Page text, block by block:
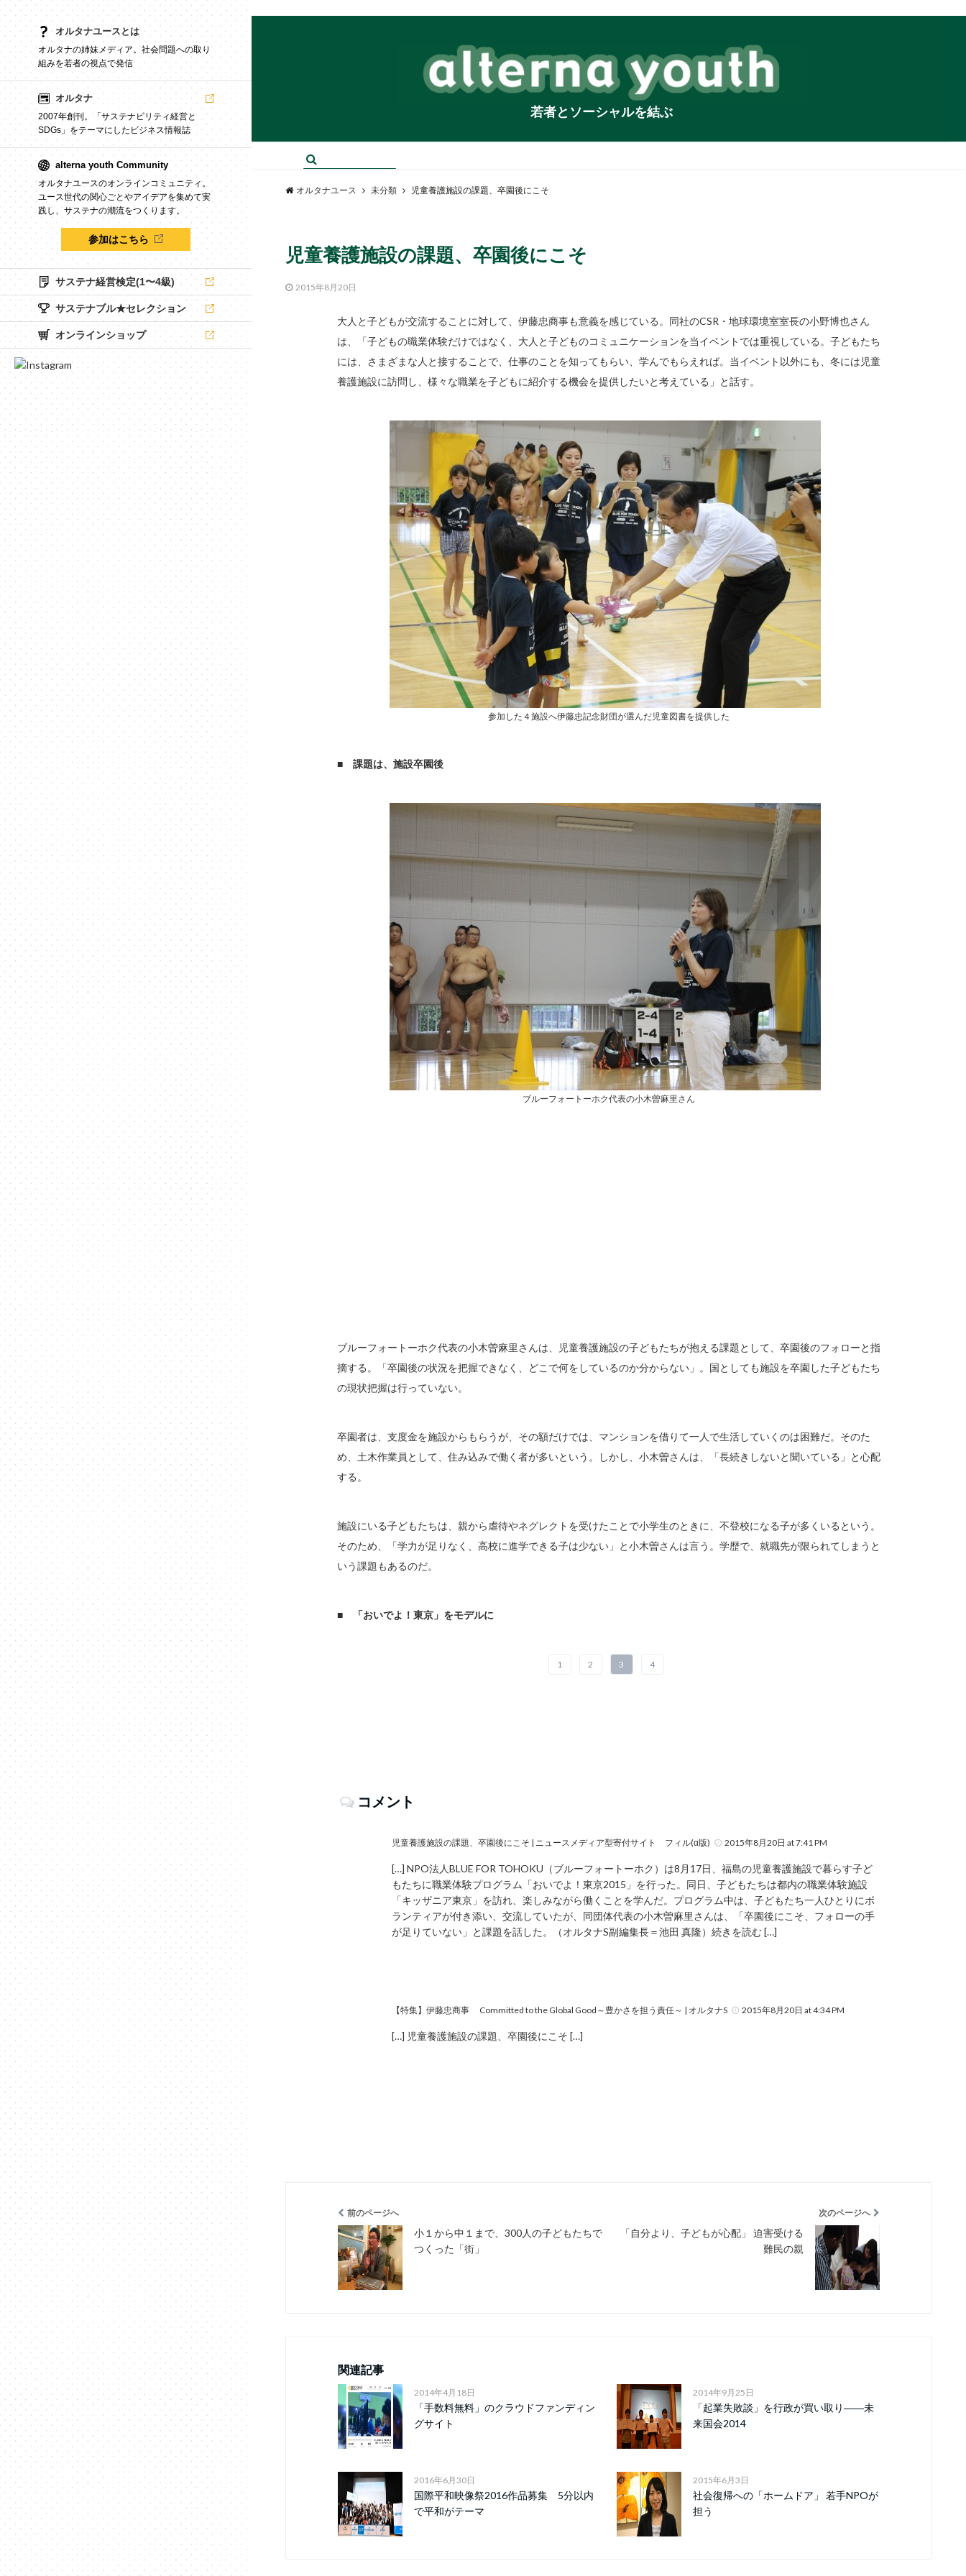
オルタナユースとは
オルタナの姉妹メディア。社会問題への取り
組みを若者の視点で発信
オルタナ
2007年創刊。「サステナビリティ経営と
SDGs」をテーマにしたビジネス情報誌
alterna youth Community
オルタナユースのオンラインコミュニティ。
ユース世代の関心ごとやアイデアを集めて実
践し、サステナの潮流をつくります。
参加はこちら
サステナ経営検定(1〜4級)
サステナブル★セレクション
オンラインショップ
若者とソーシャルを結ぶ
オルタナユース 未分類 児童養護施設の課題、卒園後にこそ
児童養護施設の課題、卒園後にこそ
2015年8月20日
大人と子どもが交流することに対して、伊藤忠商事も意義を感じている。同社のCSR・地球環境室室長の小野博也さん
は、「子どもの職業体験だけではなく、大人と子どものコミュニケーションを当イベントでは重視している。子どもたち
には、さまざまな人と接することで、仕事のことを知ってもらい、学んでもらえれば。当イベント以外にも、冬には児童
養護施設に訪問し、様々な職業を子どもに紹介する機会を提供したいと考えている」と話す。
参加した４施設へ伊藤忠記念財団が選んだ児童図書を提供した
■ 課題は、施設卒園後
ブルーフォートーホク代表の小木曽麻里さん
ブルーフォートーホク代表の小木曽麻里さんは、児童養護施設の子どもたちが抱える課題として、卒園後のフォローと指
摘する。「卒園後の状況を把握できなく、どこで何をしているのか分からない」。国としても施設を卒園した子どもたち
の現状把握は行っていない。
卒園者は、支度金を施設からもらうが、その額だけでは、マンションを借りて一人で生活していくのは困難だ。そのた
め、土木作業員として、住み込みで働く者が多いという。しかし、小木曽さんは、「長続きしないと聞いている」と心配
する。
施設にいる子どもたちは、親から虐待やネグレクトを受けたことで小学生のときに、不登校になる子が多くいるという。
そのため、「学力が足りなく、高校に進学できる子は少ない」と小木曽さんは言う。学歴で、就職先が限られてしまうと
いう課題もあるのだ。
■ 「おいでよ！東京」をモデルに
1 2 3 4
コメント
児童養護施設の課題、卒園後にこそ | ニュースメディア型寄付サイト フィル(α版) 2015年8月20日 at 7:41 PM
[…] NPO法人BLUE FOR TOHOKU（ブルーフォートーホク）は8月17日、福島の児童養護施設で暮らす子ど
もたちに職業体験プログラム「おいでよ！東京2015」を行った。同日、子どもたちは都内の職業体験施設
「キッザニア東京」を訪れ、楽しみながら働くことを学んだ。プログラム中は、子どもたち一人ひとりにボ
ランティアが付き添い、交流していたが、同団体代表の小木曽麻里さんは、「卒園後にこそ、フォローの手
が足りていない」と課題を話した。（オルタナS副編集長＝池田 真隆）続きを読む […]
【特集】伊藤忠商事 Committed to the Global Good～豊かさを担う責任～ | オルタナS 2015年8月20日 at 4:34 PM
[…] 児童養護施設の課題、卒園後にこそ […]
前のページへ
小１から中１まで、300人の子どもたちで
つくった「街」
次のページへ
「自分より、子どもが心配」 迫害受ける
難民の親
関連記事
2014年4月18日
「手数料無料」のクラウドファンディン
グサイト
2014年9月25日
「起業失敗談」を行政が買い取り――未
来国会2014
2016年6月30日
国際平和映像祭2016作品募集 5分以内
で平和がテーマ
2015年6月3日
社会復帰への「ホームドア」 若手NPOが
担う